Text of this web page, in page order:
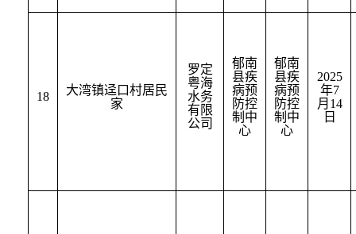
18
大湾镇迳口村居民
家
罗定
粤海
水务
有限
公司
郁南
县疾
病预
防控
制中
心
郁南
县疾
病预
防控
制中
心
2025
年7
月 14
日